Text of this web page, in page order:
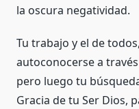
la oscura negatividad.
Tu trabajo y el de
autoconocerse a
pero luego tu
Gracia de tu Ser Dios,